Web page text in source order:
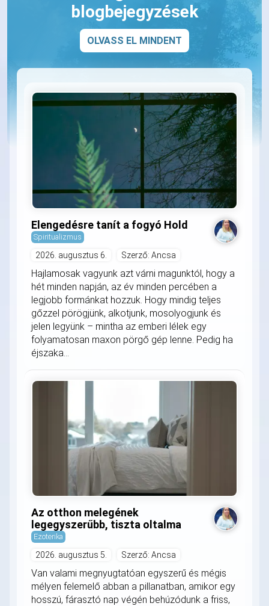
blogbejegyzések
OLVASS EL MINDENT
Elengedésre tanít a fogyó Hold
Spiritualizmus
2026. augusztus 6. Szerző: Ancsa
Hajlamosak vagyunk azt várni magunktól, hogy a
hét minden napján, az év minden percében a
legjobb formánkat hozzuk. Hogy mindig teljes
gőzzel pörögjünk, alkotjunk, mosolyogjunk és
jelen legyünk – mintha az emberi lélek egy
folyamatosan maxon pörgő gép lenne. Pedig ha
éjszaka...
Az otthon melegének
legegyszerűbb, tiszta oltalma
Ezoterika
2026. augusztus 5. Szerző: Ancsa
Van valami megnyugtatóan egyszerű és mégis
mélyen felemelő abban a pillanatban, amikor egy
hosszú, fárasztó nap végén behúzódunk a friss,